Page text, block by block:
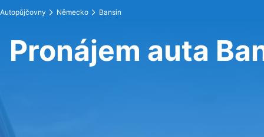
Autopůjčovny Německo Bansin
Pronájem auta